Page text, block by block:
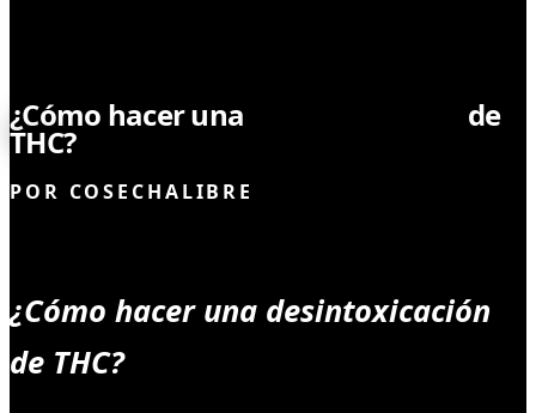
¿Cómo hacer una de
THC?
POR COSECHALIBRE
¿Cómo hacer una desintoxicación
de THC?